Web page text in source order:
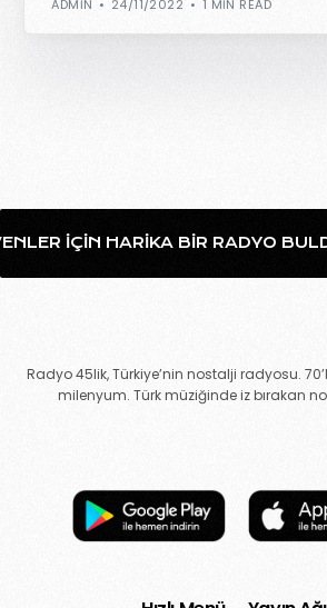
ADMIN 24/11/2022 1 MIN READ
IÇIN HARIKA BIR RADYO
Radyo 45lik, Türkiye’nin nostalji radyosu.
milenyum. Türk müziğinde iz bırakan